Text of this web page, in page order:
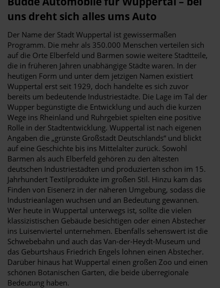
uns dreht sich alles ums Auto
Der Name der Stadt Wuppertal ist gewissermaßen
Programm. Die mehr als 350.000 Menschen verteilen sich
auf die Orte Elberfeld und Barmen sowie weitere Stadtteile,
die in früheren Jahren unabhängige Städte waren. In der
heutigen Form und unter dem jetzigen Namen existiert
Wuppertal erst seit 1929, doch handelte es sich zuvor
bereits um bedeutende Industriestädte. Die Lage im Tal der
Wupper begünstigte die Entwicklung und auch die kurzen
Wege ins Rheinland und Ruhrgebiet spielten eine positive
Rolle in der Stadtentwicklung. Wuppertal ist nach eigenen
Angaben die „grünste Großstadt Deutschlands“ und blickt
auf eine Geschichte bis ins Mittelalter zurück. Sowohl
Barmen als auch Elberfeld gehören zu den ältesten
deutschen Industriestädten und produzierten schon im 15.
Jahrhundert Textilprodukte im großen Stil. Hinzu kam das
Finden von Eisenerz in der näheren Umgebung, sodass die
Industrieanlagen wuchsen und an Bedeutung gewannen.
Wer heute in Wuppertal unterwegs ist, sollte die vielen
klassizistischen Gebäude besichtigen oder einen Abstecher
ins Luisenviertel unternehmen. Ebenfalls sehenswert ist die
Schwebebahn und auch das Van-der-Heydt-Museum und
das Geburtshaus Friedrich Engels lohnen einen Abstecher.
Darüber hinaus hat Wuppertal einen großen Zoo und einen
schönen Botanischen Garten, die beide überregionale
Bedeutung haben.